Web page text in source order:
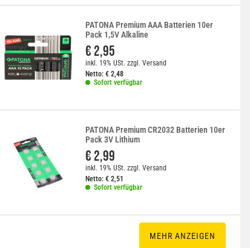
PATONA Premium AAA Batterien 10er
Pack 1,5V Alkaline
€ 2,95
inkl. 19% USt. zzgl.Versand
Netto: €2,48
Sofort verfügbar
PATONA Premium CR2032 Batterien 10er
Pack 3V Lithium
€ 2,99
inkl. 19% USt. zzgl.Versand
Netto: €2,51
Sofort verfügbar
MEHR ANZEIGEN